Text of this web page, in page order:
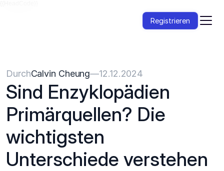
Registrieren
DurchCalvin Cheung—12.12.2024
Sind Enzyklopädien
Primärquellen? Die
wichtigsten
Unterschiede verstehen